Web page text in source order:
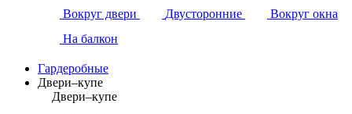
Вокруг двери Двусторонние
Вокруг окна
На балкон
Гардеробные
Двери–купе
Двери–купе